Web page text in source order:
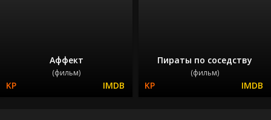
Аффект
(фильм)
Пираты по соседству
(фильм)